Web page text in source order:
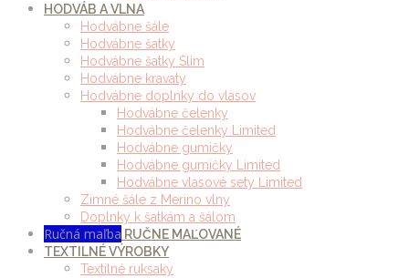
HODVÁB A VLNA
Hodvábne šále
Hodvábne šatky
Hodvábne šatky Slim
Hodvábne kravaty
Hodvábne doplnky do vlasov
Hodvábne čelenky
Hodvábne čelenky Limited
Hodvábne gumičky
Hodvábne gumičky Limited
Hodvábne vlasové sety Limited
Zimné šále z Merino vlny
Doplnky k šatkám a šálom
Ručná maľba RUČNE MAĽOVANÉ
TEXTILNÉ VÝROBKY
Textilné ruksaky